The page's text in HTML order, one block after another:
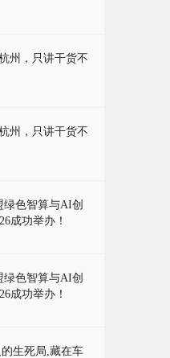
州，只讲干货不
州，只讲干货不
绿色智算与AI创
成功举办！
绿色智算与AI创
成功举办！
生死局,藏在车